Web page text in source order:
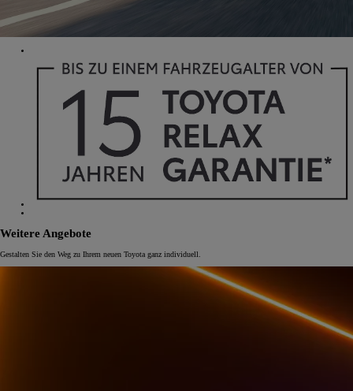
Weitere Angebote
Gestalten Sie den Weg zu Ihrem neuen Toyota ganz individuell.